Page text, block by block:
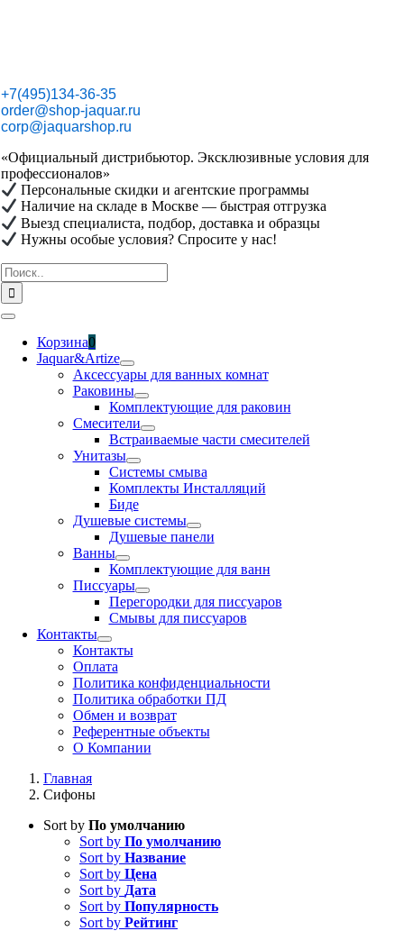
+7(495)134-36-35
order@shop-jaquar.ru
corp@jaquarshop.ru
«Официальный дистрибьютор. Эксклюзивные условия для
профессионалов»
Персональные скидки и агентские программы
Наличие на складе в Москве — быстрая отгрузка
Выезд специалиста, подбор, доставка и образцы
Нужны особые условия? Спросите у нас!
Результат
поиска:
Toggle
NavigationКорзина0
Jaquar&Artize
Аксессуары для ванных комнат
Раковины
Комплектующие для раковин
Смесители
Встраиваемые части смесителей
Унитазы
Системы смыва
Комплекты Инсталляций
Биде
Душевые системы
Душевые панели
Ванны
Комплектующие для ванн
Писсуары
Перегородки для писсуаров
Смывы для писсуаров
Контакты
Контакты
Оплата
Политика конфиденциальности
Политика обработки ПД
Обмен и возврат
Референтные объекты
О Компании
Главная
Сифоны
Sort by По умолчанию
Sort by По умолчанию
Sort by Название
Sort by Цена
Sort by Дата
Sort by Популярность
Sort by Рейтинг